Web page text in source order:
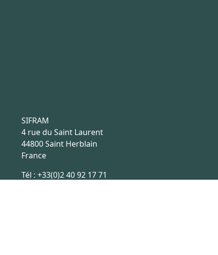
SIFRAM
4 rue du Saint Laurent
44800 Saint Herblain
France
Tél : +33(0)2 40 92 17 71